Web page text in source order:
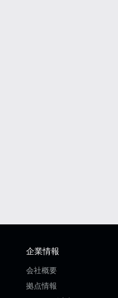
企業情報
会社概要
拠点情報